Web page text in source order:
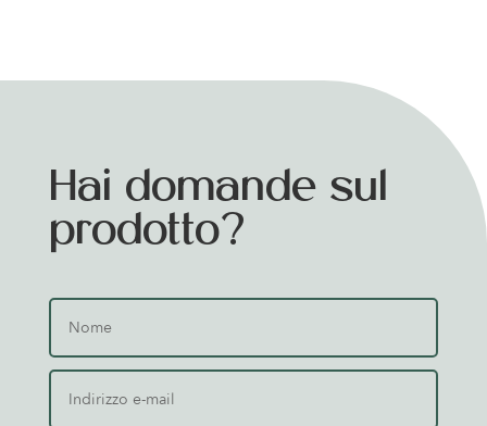
Hai domande sul
prodotto?